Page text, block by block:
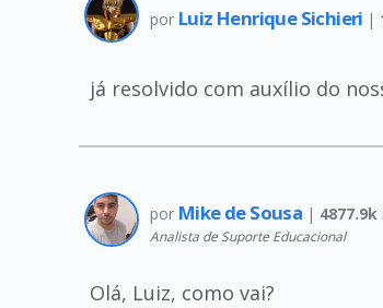
por Luiz Henrique Sichieri |
já resolvido com auxílio do
por Mike de Sousa | 4877.9k
Analista de Suporte Educacional
Olá, Luiz, como vai?